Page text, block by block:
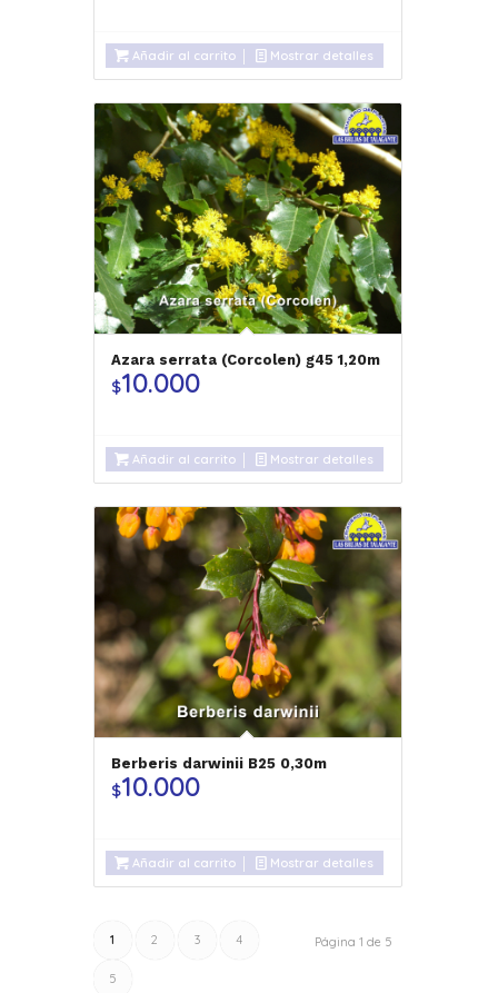
Añadir al carrito Mostrar detalles
Azara serrata (Corcolen) g45 1,20m
$10.000
Añadir al carrito Mostrar detalles
Berberis darwinii B25 0,30m
$10.000
Añadir al carrito Mostrar detalles
Página 1 de 5
1 2 3 4
5